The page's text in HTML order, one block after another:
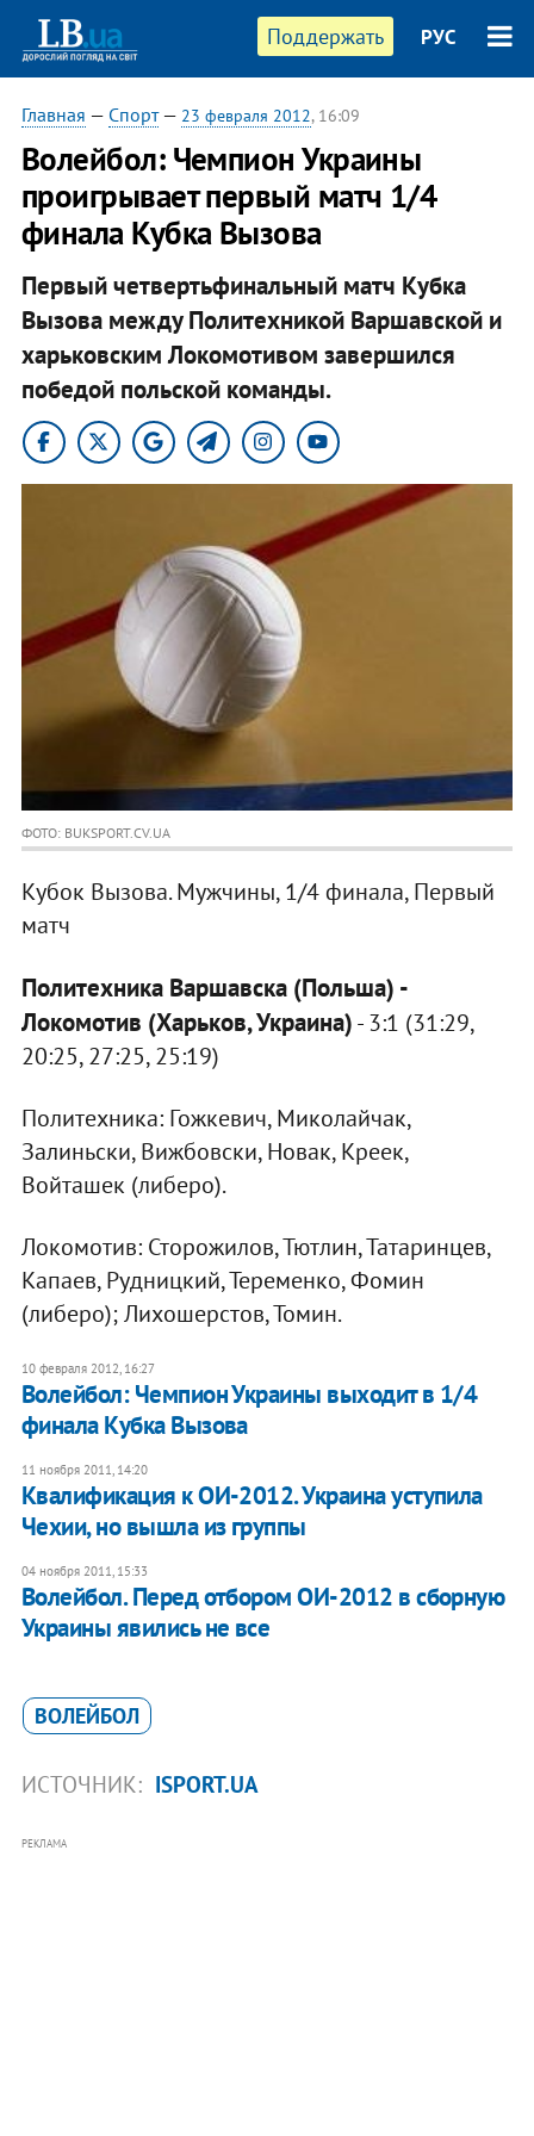
Поддержать РУС
Главная — Спорт— 23 февраля 2012, 16:09
Волейбол: Чемпион Украины
проигрывает первый матч 1/4
финала Кубка Вызова
Первый четвертьфинальный матч Кубка
Вызова между Политехникой Варшавской и
харьковским Локомотивом завершился
победой польской команды.
ФОТО: BUKSPORT.CV.UA
Кубок Вызова. Мужчины, 1/4 финала, Первый
матч
Политехника Варшавска (Польша) -
Локомотив (Харьков, Украина)- 3:1 (31:29,
20:25, 27:25, 25:19)
Политехника: Гожкевич, Миколайчак,
Залиньски, Вижбовски, Новак, Креек,
Войташек (либеро).
Локомотив: Сторожилов, Тютлин, Татаринцев,
Капаев, Рудницкий, Теременко, Фомин
(либеро); Лихошерстов, Томин.
10 февраля 2012, 16:27
​Волейбол: Чемпион Украины выходит в 1/4
финала Кубка Вызова
11 ноября 2011, 14:20
Квалификация к ОИ-2012. Украина уступила
Чехии, но вышла из группы
04 ноября 2011, 15:33
Волейбол. Перед отбором ОИ-2012 в сборную
Украины явились не все
ВОЛЕЙБОЛ
ИСТОЧНИК: ISPORT.UA
РЕКЛАМА